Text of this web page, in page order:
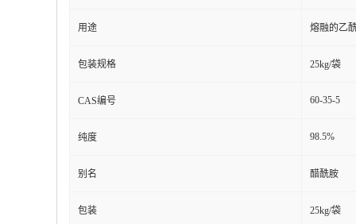
用途 熔融的乙
包装规格 25kg/袋
CAS编号 60-35-5
纯度 98.5%
别名 醋酰胺
包装 25kg/袋